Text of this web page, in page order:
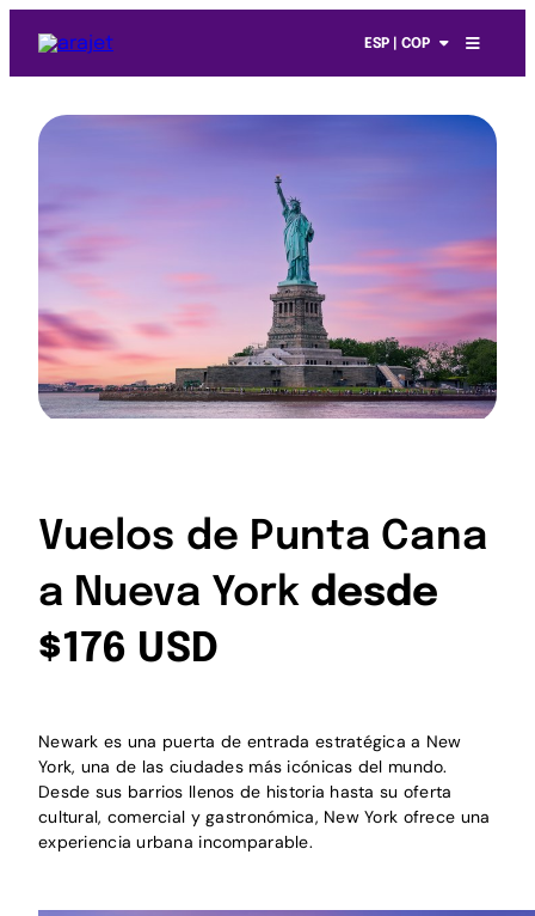
ESP | COP
Vuelos de Punta Cana
a Nueva York desde
$176 USD
Newark es una puerta de entrada estratégica a New
York, una de las ciudades más icónicas del mundo.
Desde sus barrios llenos de historia hasta su oferta
cultural, comercial y gastronómica, New York ofrece una
experiencia urbana incomparable.